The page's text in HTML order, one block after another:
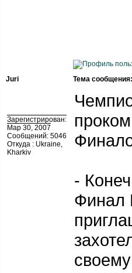
Juri Тема сообщения:
Зарегистрирован:
Мар 30, 2007
Сообщений: 5046
Откуда : Ukraine,
Kharkiv
-
Финал